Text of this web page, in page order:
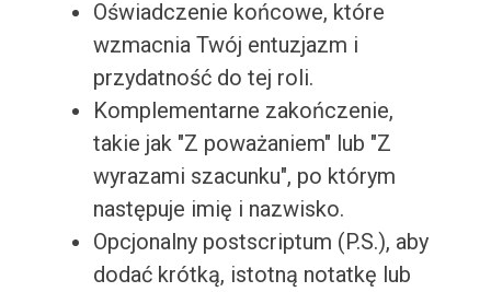
Oświadczenie końcowe, które
wzmacnia Twój entuzjazm i
przydatność do tej roli.
Komplementarne zakończenie,
takie jak "Z poważaniem" lub "Z
wyrazami szacunku", po którym
następuje imię i nazwisko.
Opcjonalny postscriptum (P.S.), aby
dodać krótką, istotną notatkę lub